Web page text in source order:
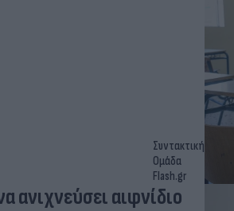
Συντακτική
Ομάδα
Flash.gr
αιφνίδιο